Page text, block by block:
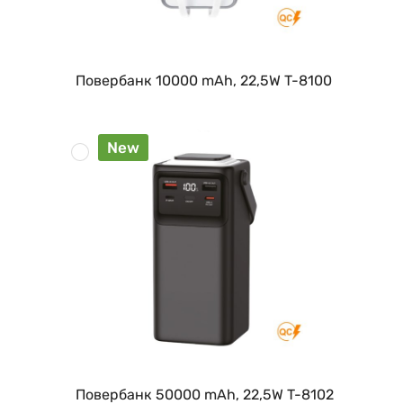
Повербанк 10000 mAh, 22,5W T-8100
New
Повербанк 50000 mAh, 22,5W T-8102